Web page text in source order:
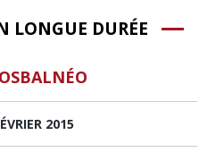
LONGUE DURÉE
2015